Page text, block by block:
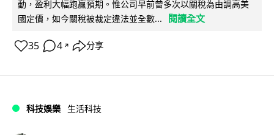
動，盈利大幅跑贏預期。惟公司早前曾多次以關稅為由調高美
國定價，如今關稅被裁定違法並全數...
閱讀全文
35 4 ↗ 分享
科技娛樂 生活科技